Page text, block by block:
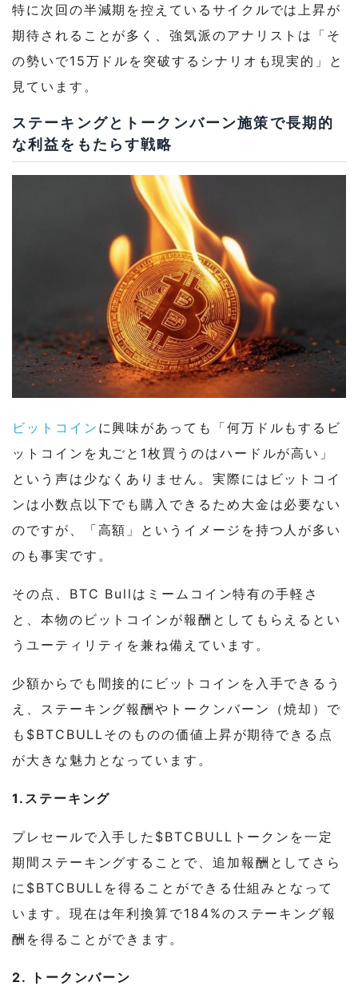
特に次回の半減期を控えているサイクルでは上昇が
期待されることが多く、強気派のアナリストは「そ
の勢いで15万ドルを突破するシナリオも現実的」と
見ています。
ステーキングとトークンバーン施策で長期的
な利益をもたらす戦略
ビットコイン に興味があっても「何万ドルもするビ
ットコインを丸ごと1枚買うのはハードルが高い」
という声は少なくありません。実際にはビットコイ
ンは小数点以下でも購入できるため大金は必要ない
のですが、「高額」というイメージを持つ人が多い
のも事実です。
その点、BTC Bullはミームコイン特有の手軽さ
と、本物のビットコインが報酬としてもらえるとい
うユーティリティを兼ね備えています。
少額からでも間接的にビットコインを入手できるう
え、ステーキング報酬やトークンバーン（焼却）で
も$BTCBULLそのものの価値上昇が期待できる点
が大きな魅力となっています。
1.ステーキング
プレセールで入手した$BTCBULLトークンを一定
期間ステーキングすることで、追加報酬としてさら
に$BTCBULLを得ることができる仕組みとなって
います。現在は年利換算で184%のステーキング報
酬を得ることができます。
2. トークンバーン